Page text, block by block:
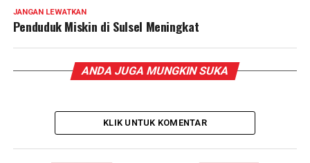
JANGAN LEWATKAN
Penduduk Miskin di Sulsel Meningkat
ANDA JUGA MUNGKIN SUKA
KLIK UNTUK KOMENTAR